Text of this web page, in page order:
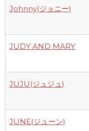
Johnny(ジョニー)
JUDY AND MARY
JUJU(ジュジュ)
JUNE(ジューン)